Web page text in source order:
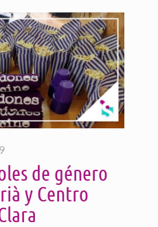
de género
y Centro